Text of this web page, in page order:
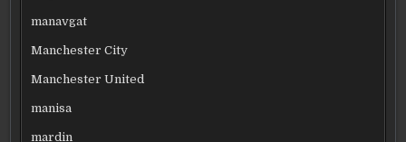
manavgat
Manchester City
Manchester United
manisa
mardin